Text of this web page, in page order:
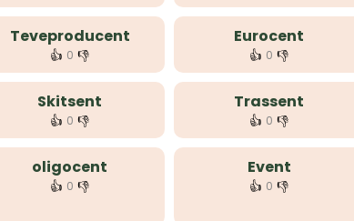
Teveproducent
👍 0 👎
Eurocent
👍 0 👎
Skitsent
👍 0 👎
Trassent
👍 0 👎
oligocent
👍 0 👎
Event
👍 0 👎